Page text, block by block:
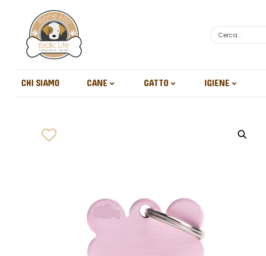
CHI SIAMO CANE GATTO IGIENE